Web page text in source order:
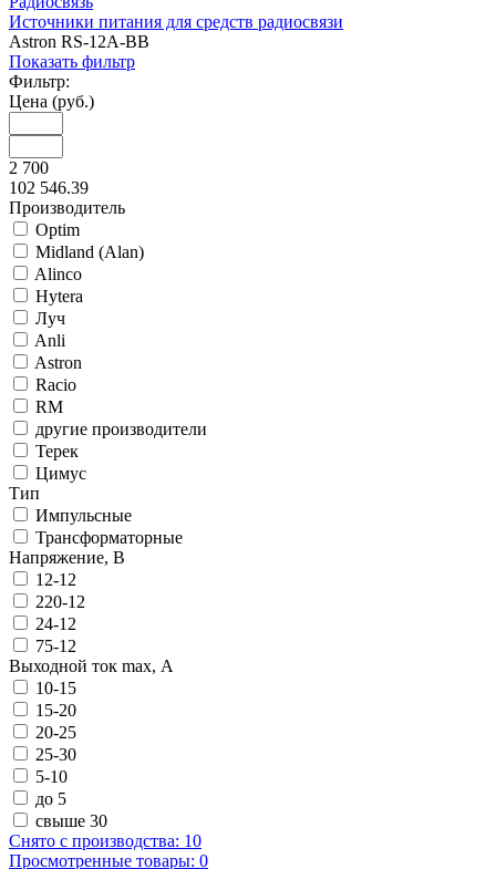
Источники питания для средств радиосвязи
Astron RS-12A-BB
Показать фильтр
Фильтр:
Цена (руб.)
2 700
102 546.39
Производитель
Optim
Midland (Alan)
Alinco
Hytera
Луч
Anli
Astron
Racio
RM
другие производители
Терек
Цимус
Тип
Импульсные
Трансформаторные
Напряжение, В
12-12
220-12
24-12
75-12
Выходной ток max, А
10-15
15-20
20-25
25-30
5-10
до 5
свыше 30
Снято с производства: 10
Просмотренные товары: 0